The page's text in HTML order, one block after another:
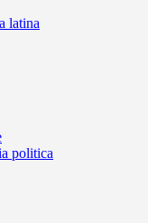
latina
politica